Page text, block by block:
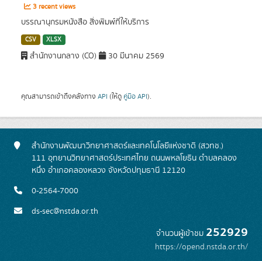
3 recent views
บรรณานุกรมหนังสือ สิ่งพิมพ์ที่ให้บริการ
CSV XLSX
สำนักงานกลาง (CO) 30 มีนาคม 2569
คุณสามารถเข้าถึงคลังทาง API (ให้ดู คู่มือ API).
สำนักงานพัฒนาวิทยาศาสตร์และเทคโนโลยีแห่งชาติ (สวทช.)
111 อุทยานวิทยาศาสตร์ประเทศไทย ถนนพหลโยธิน ตำบลคลอง
หนึ่ง อำเภอคลองหลวง จังหวัดปทุมธานี 12120
0-2564-7000
ds-sec@nstda.or.th
จำนวนผู้เข้าชม 252929
https://opend.nstda.or.th/